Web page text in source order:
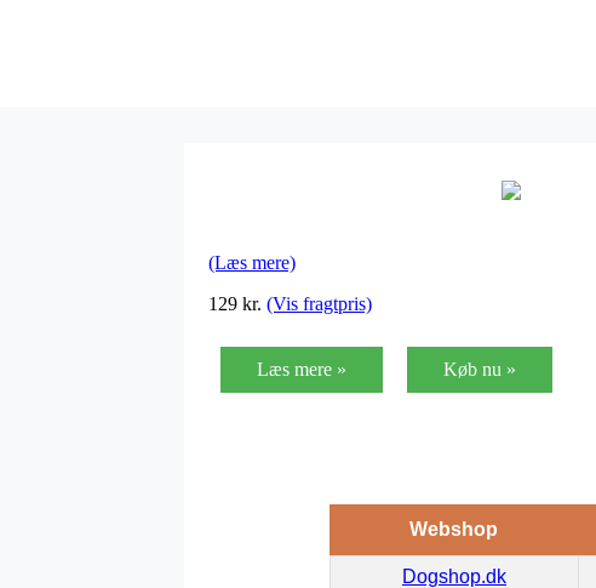
(Læs mere)
129 kr. (Vis fragtpris)
Læs mere » Køb nu »
Webshop
Dogshop.dk